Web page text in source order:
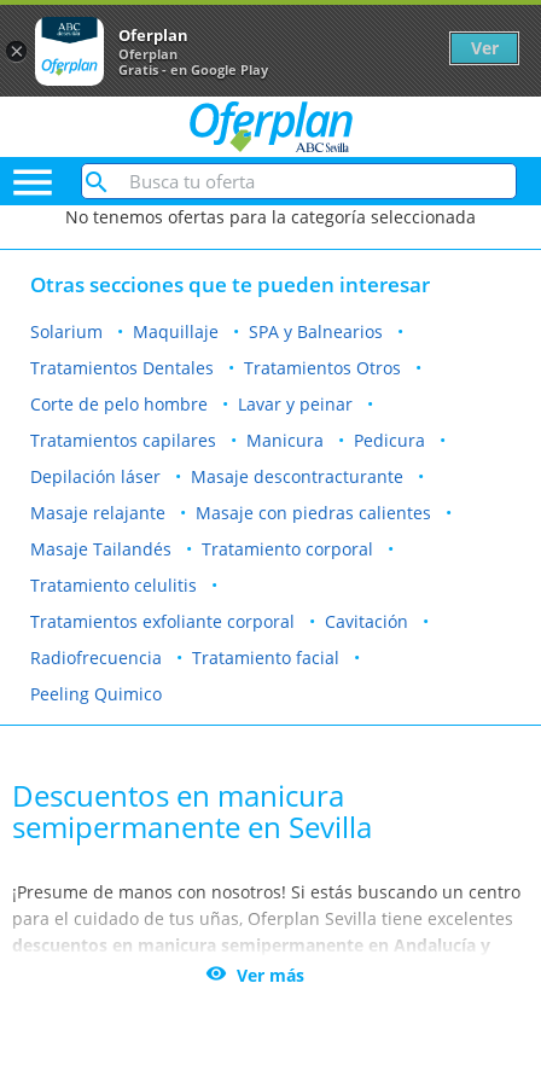

No tenemos ofertas para la categoría seleccionada
Otras secciones que te pueden interesar
Solarium Maquillaje
SPA y Balnearios
Tratamientos Dentales
Tratamientos Otros
Corte de pelo hombre
Lavar y peinar
Tratamientos capilares
Manicura
Pedicura
Depilación láser
Masaje descontracturante
Masaje relajante
Masaje con piedras calientes
Masaje Tailandés
Tratamiento corporal
Tratamiento celulitis
Tratamientos exfoliante corporal
Cavitación
Radiofrecuencia
Tratamiento facial
Peeling Quimico
Descuentos en manicura
semipermanente en Sevilla
¡Presume de manos con nosotros! Si estás buscando un centro
para el cuidado de tus uñas, Oferplan Sevilla tiene excelentes
descuentos en manicura semipermanente en Andalucía y
. Permítete un capricho y ahorra tiempo con la mejor
 Ver más
×
Oferplan
Oferplan
Gratis - en Google Play
Ver